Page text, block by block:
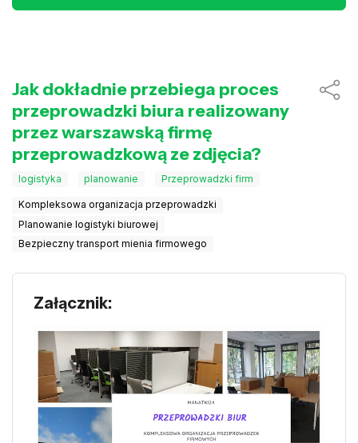
Jak dokładnie przebiega proces
przeprowadzki biura realizowany
przez warszawską firmę
przeprowadzkową ze zdjęcia?
logistyka planowanie Przeprowadzki firm
Kompleksowa organizacja przeprowadzki
Planowanie logistyki biurowej
Bezpieczny transport mienia firmowego
Załącznik: